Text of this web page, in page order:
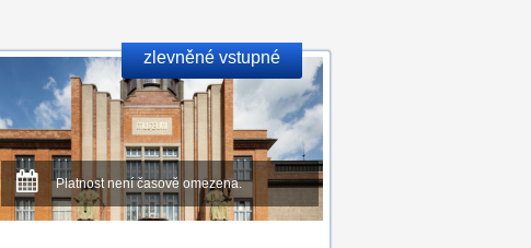
zlevněné vstupné
Platnost není časově omezena.